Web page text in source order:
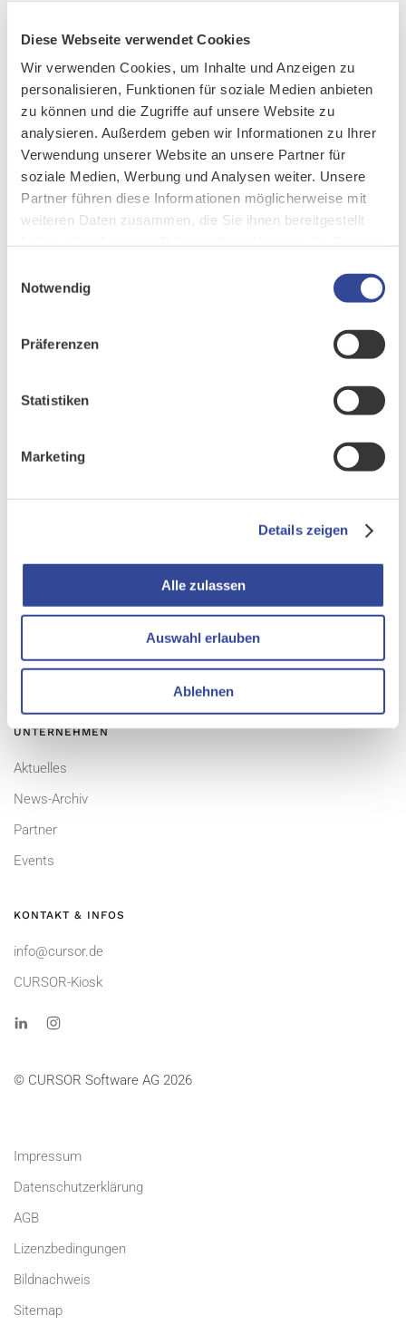
Diese Webseite verwendet Cookies
Wir verwenden Cookies, um Inhalte und Anzeigen zu
personalisieren, Funktionen für soziale Medien anbieten
zu können und die Zugriffe auf unsere Website zu
analysieren. Außerdem geben wir Informationen zu Ihrer
Verwendung unserer Website an unsere Partner für
soziale Medien, Werbung und Analysen weiter. Unsere
Partner führen diese Informationen möglicherweise mit
weiteren Daten zusammen, die Sie ihnen bereitgestellt
Notwendig
Präferenzen
Statistiken
Marketing
Details zeigen
Alle zulassen
Auswahl erlauben
Ablehnen
Mitarbeiter stellt dies eine besondere Arbeitserleichterung dar:
gehören der Vergangenheit an. Die Durchlaufzeiten von der
Anfrage des Interessenten bis hin zum erstellten Angebot
konnten von 5-6 auf 2-3 Werktage halbiert werden. Das Ergebnis
der Umstellung ist ein durchgängig digitalisierter Angebots- und
auch Freigabeprozess.
Sehen Sie selbst, welche Praxiserfahrungen Gerald
Obernosterer und Andreas Pavluk gemacht haben.
Gemeinsam. Begeisternd. Erfolgreich.
CURSOR-CRM
UNTERNEHMEN
Aktuelles
News-Archiv
Partner
Events
KONTAKT & INFOS
info@cursor.de
CURSOR-Kiosk
© CURSOR Software AG 2026
Impressum
Datenschutzerklärung
AGB
Lizenzbedingungen
Bildnachweis
Sitemap